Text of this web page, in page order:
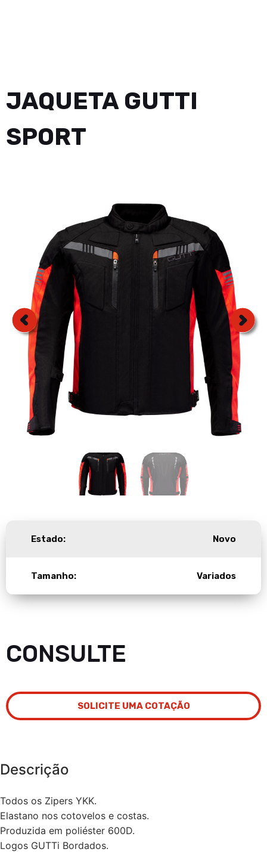
JAQUETA GUTTI
SPORT
Estado: Novo
Tamanho: Variados
CONSULTE
SOLICITE UMA COTAÇÃO
Descrição
Todos os Zipers YKK.
Elastano nos cotovelos e costas.
Produzida em poliéster 600D.
Logos GUTTi Bordados.